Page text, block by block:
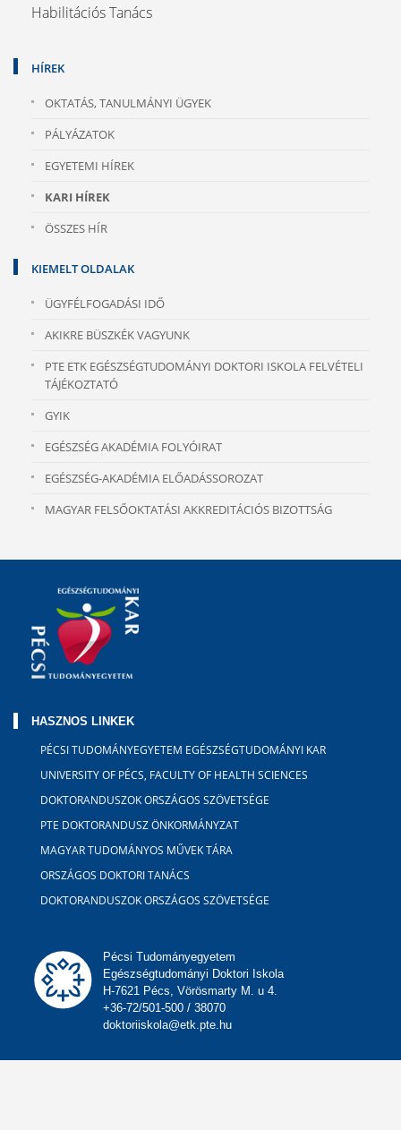
Habilitációs Tanács
HÍREK
OKTATÁS, TANULMÁNYI ÜGYEK
PÁLYÁZATOK
EGYETEMI HÍREK
KARI HÍREK
ÖSSZES HÍR
KIEMELT OLDALAK
ÜGYFÉLFOGADÁSI IDŐ
AKIKRE BÜSZKÉK VAGYUNK
PTE ETK EGÉSZSÉGTUDOMÁNYI DOKTORI ISKOLA FELVÉTELI
TÁJÉKOZTATÓ
GYIK
EGÉSZSÉG AKADÉMIA FOLYÓIRAT
EGÉSZSÉG-AKADÉMIA ELŐADÁSSOROZAT
MAGYAR FELSŐOKTATÁSI AKKREDITÁCIÓS BIZOTTSÁG
HASZNOS LINKEK
PÉCSI TUDOMÁNYEGYETEM EGÉSZSÉGTUDOMÁNYI KAR
UNIVERSITY OF PÉCS, FACULTY OF HEALTH SCIENCES
DOKTORANDUSZOK ORSZÁGOS SZÖVETSÉGE
PTE DOKTORANDUSZ ÖNKORMÁNYZAT
MAGYAR TUDOMÁNYOS MŰVEK TÁRA
ORSZÁGOS DOKTORI TANÁCS
DOKTORANDUSZOK ORSZÁGOS SZÖVETSÉGE
Pécsi Tudományegyetem
Egészségtudományi Doktori Iskola
H-7621 Pécs, Vörösmarty M. u 4.
+36-72/501-500 / 38070
doktoriiskola@etk.pte.hu